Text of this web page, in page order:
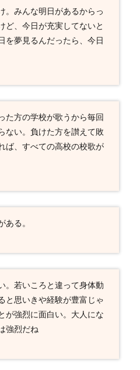
。みんな明日があるからっ
ど、今日が充実してないと
を夢見るんだったら、今日
た方の学校が歌うから毎回
ない。負けた方を讃えて敗
ば、すべての高校の校歌が
る。
。若いころと違って身体動
と思いきや経験が豊富じゃ
が強烈に面白い。大人にな
強烈だね